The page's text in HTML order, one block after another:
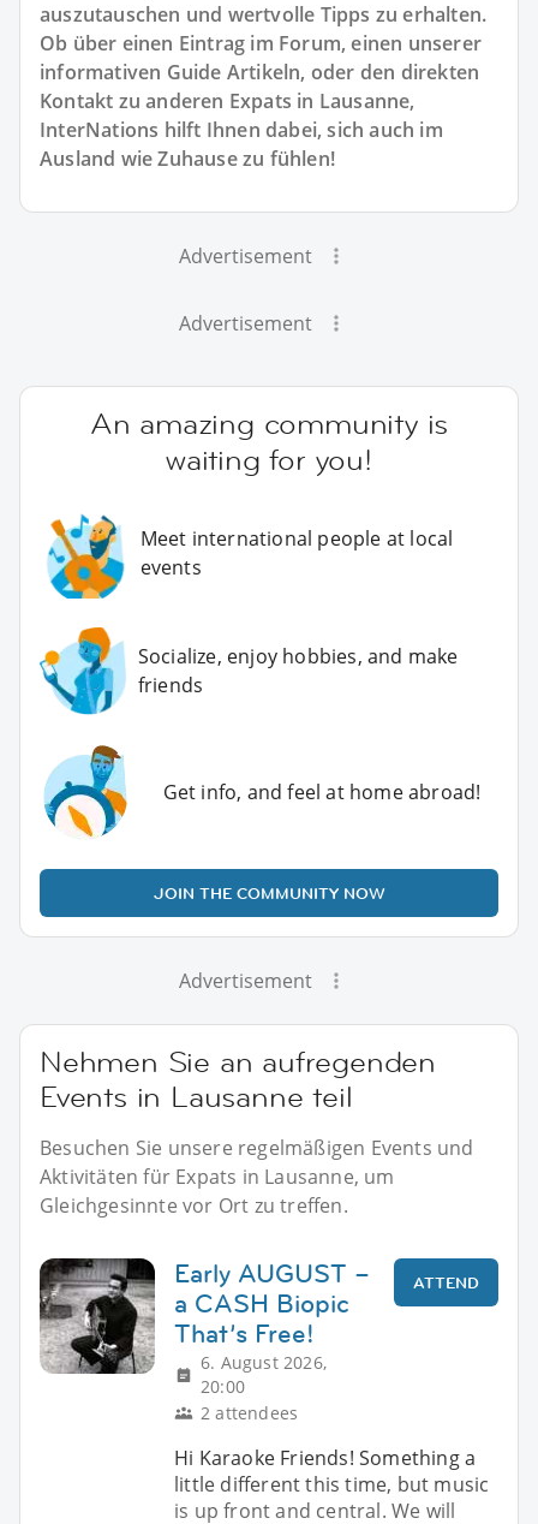
auszutauschen und wertvolle Tipps zu erhalten.
Ob über einen Eintrag im Forum, einen unserer
informativen Guide Artikeln, oder den direkten
Kontakt zu anderen Expats in Lausanne,
InterNations hilft Ihnen dabei, sich auch im
Ausland wie Zuhause zu fühlen!
Advertisement
Advertisement
An amazing community is
waiting for you!
Meet international people at local
events
Socialize, enjoy hobbies, and make
friends
Get info, and feel at home abroad!
JOIN THE COMMUNITY NOW
Advertisement
Nehmen Sie an aufregenden
Events in Lausanne teil
Besuchen Sie unsere regelmäßigen Events und
Aktivitäten für Expats in Lausanne, um
Gleichgesinnte vor Ort zu treffen.
Early AUGUST –
a CASH Biopic
That’s Free!
6. August 2026,
20:00
2 attendees
ATTEND
Hi Karaoke Friends! Something a
little different this time, but music
is up front and central. We will